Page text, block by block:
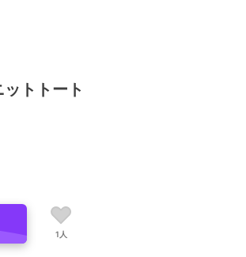
トトート
1人